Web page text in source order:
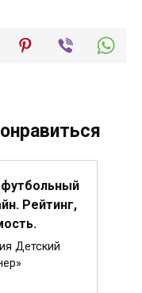
Рейтинг,
Детский